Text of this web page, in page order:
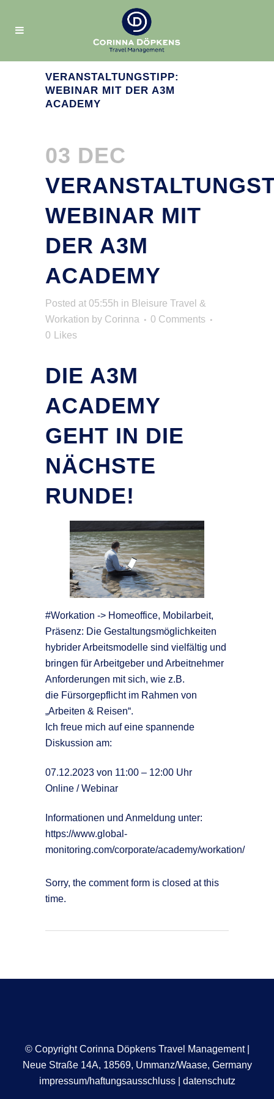
VERANSTALTUNGSTIPP:
WEBINAR MIT DER A3M
ACADEMY
03 DEC
WEBINAR MIT
DER A3M
ACADEMY
Posted at 05:55h in Bleisure Travel &
Workation by Corinna
0 Comments
0
Likes
DIE A3M
ACADEMY
GEHT IN DIE
NÄCHSTE
RUNDE!
#Workation -> Homeoffice, Mobilarbeit,
Präsenz: Die Gestaltungsmöglichkeiten
hybrider Arbeitsmodelle sind vielfältig und
bringen für Arbeitgeber und Arbeitnehmer
Anforderungen mit sich, wie z.B.
die Fürsorgepflicht im Rahmen von
„Arbeiten & Reisen“.
Ich freue mich auf eine spannende
Diskussion am:
07.12.2023 von 11:00 – 12:00 Uhr
Online / Webinar
Informationen und Anmeldung unter:
https://www.global-
monitoring.com/corporate/academy/workation/
Sorry, the comment form is closed at this
time.
© Copyright Corinna Döpkens Travel Management |
Neue Straße 14A, 18569, Ummanz/Waase, Germany
impressum/haftungsausschluss| datenschutz